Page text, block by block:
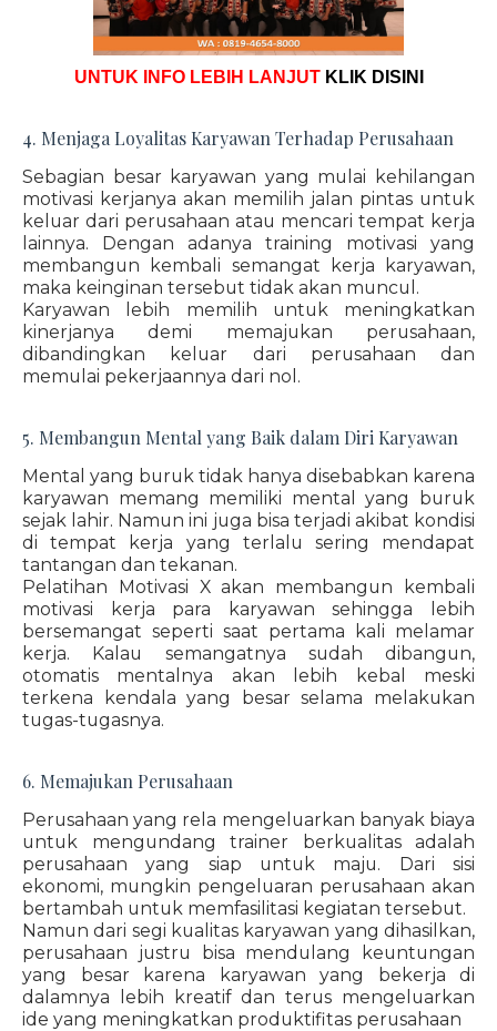
UNTUK INFO LEBIH LANJUT KLIK DISINI
4. Menjaga Loyalitas Karyawan Terhadap Perusahaan
Sebagian besar karyawan yang mulai kehilangan
motivasi kerjanya akan memilih jalan pintas untuk
keluar dari perusahaan atau mencari tempat kerja
lainnya. Dengan adanya training motivasi yang
membangun kembali semangat kerja karyawan,
maka keinginan tersebut tidak akan muncul.
Karyawan lebih memilih untuk meningkatkan
kinerjanya demi memajukan perusahaan,
dibandingkan keluar dari perusahaan dan
memulai pekerjaannya dari nol.
5. Membangun Mental yang Baik dalam Diri Karyawan
Mental yang buruk tidak hanya disebabkan karena
karyawan memang memiliki mental yang buruk
sejak lahir. Namun ini juga bisa terjadi akibat kondisi
di tempat kerja yang terlalu sering mendapat
tantangan dan tekanan.
Pelatihan Motivasi X akan membangun kembali
motivasi kerja para karyawan sehingga lebih
bersemangat seperti saat pertama kali melamar
kerja. Kalau semangatnya sudah dibangun,
otomatis mentalnya akan lebih kebal meski
terkena kendala yang besar selama melakukan
tugas-tugasnya.
6. Memajukan Perusahaan
Perusahaan yang rela mengeluarkan banyak biaya
untuk mengundang trainer berkualitas adalah
perusahaan yang siap untuk maju. Dari sisi
ekonomi, mungkin pengeluaran perusahaan akan
bertambah untuk memfasilitasi kegiatan tersebut.
Namun dari segi kualitas karyawan yang dihasilkan,
perusahaan justru bisa mendulang keuntungan
yang besar karena karyawan yang bekerja di
dalamnya lebih kreatif dan terus mengeluarkan
ide yang meningkatkan produktifitas perusahaan